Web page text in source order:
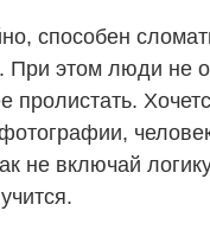
способен
При этом люди не
пролистать.
не включай